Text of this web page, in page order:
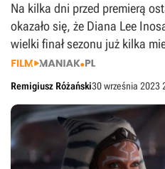
Na kilka dni przed premierą
okazało się, że Diana Lee
wielki finał sezonu już kilka
Remigiusz Różański30 września 2023